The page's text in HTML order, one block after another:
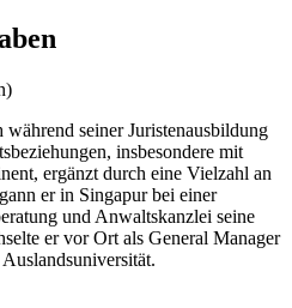
seiner Juristenausbildung
insbesondere mit
ergänzt durch eine Vielzahl an
er in Singapur bei einer
und Anwaltskanzlei seine
er vor Ort als General Manager